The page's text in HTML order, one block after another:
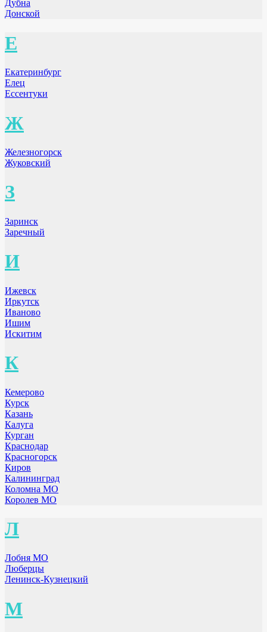
Дубна
Донской
Е
Екатеринбург
Елец
Ессентуки
Ж
Железногорск
Жуковский
З
Заринск
Заречный
И
Ижевск
Иркутск
Иваново
Ишим
Искитим
К
Кемерово
Курск
Казань
Калуга
Курган
Краснодар
Красногорск
Киров
Калининград
Коломна МО
Королев МО
Л
Лобня МО
Люберцы
Ленинск-Кузнецкий
М